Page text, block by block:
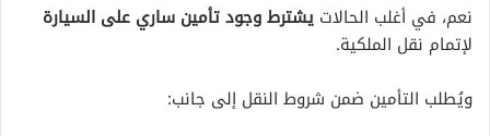
نعم، في أغلب الحالات يشترط وجود تأمين ساري على السيارة
لإتمام نقل الملكية.
ويُطلب التأمين ضمن شروط النقل إلى جانب: